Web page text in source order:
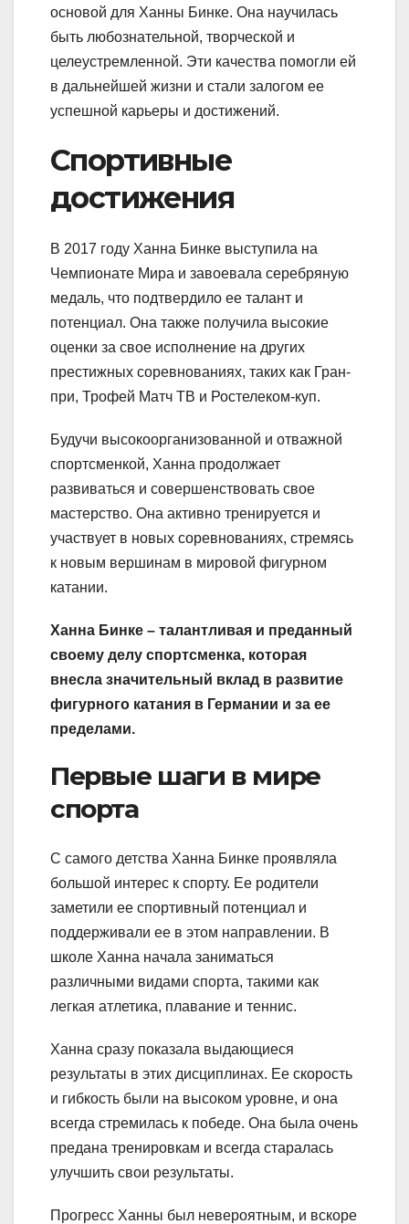
основой для Ханны Бинке. Она научилась
быть любознательной, творческой и
целеустремленной. Эти качества помогли ей
в дальнейшей жизни и стали залогом ее
успешной карьеры и достижений.
Спортивные
достижения
В 2017 году Ханна Бинке выступила на
Чемпионате Мира и завоевала серебряную
медаль, что подтвердило ее талант и
потенциал. Она также получила высокие
оценки за свое исполнение на других
престижных соревнованиях, таких как Гран-
при, Трофей Матч ТВ и Ростелеком-куп.
Будучи высокоорганизованной и отважной
спортсменкой, Ханна продолжает
развиваться и совершенствовать свое
мастерство. Она активно тренируется и
участвует в новых соревнованиях, стремясь
к новым вершинам в мировой фигурном
катании.
Ханна Бинке – талантливая и преданный
своему делу спортсменка, которая
внесла значительный вклад в развитие
фигурного катания в Германии и за ее
пределами.
Первые шаги в мире
спорта
С самого детства Ханна Бинке проявляла
большой интерес к спорту. Ее родители
заметили ее спортивный потенциал и
поддерживали ее в этом направлении. В
школе Ханна начала заниматься
различными видами спорта, такими как
легкая атлетика, плавание и теннис.
Ханна сразу показала выдающиеся
результаты в этих дисциплинах. Ее скорость
и гибкость были на высоком уровне, и она
всегда стремилась к победе. Она была очень
предана тренировкам и всегда старалась
улучшить свои результаты.
Прогресс Ханны был невероятным, и вскоре